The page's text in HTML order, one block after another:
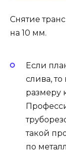
Снятие
на 10 мм.
Если
слива,
размеру
такой
по